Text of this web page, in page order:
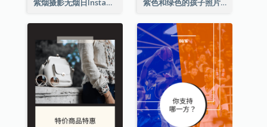
紫烟摄影无烟日Instagram限时动态 紫色和绿色的孩子照片远程学习Instagram限时动态